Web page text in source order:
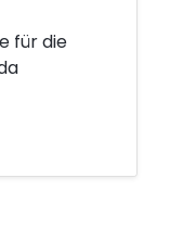
für die